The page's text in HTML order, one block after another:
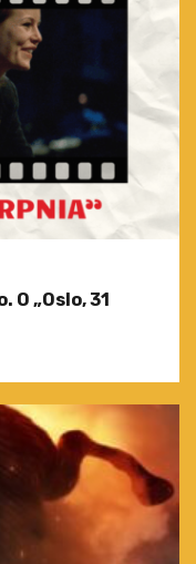
„Oslo, 31